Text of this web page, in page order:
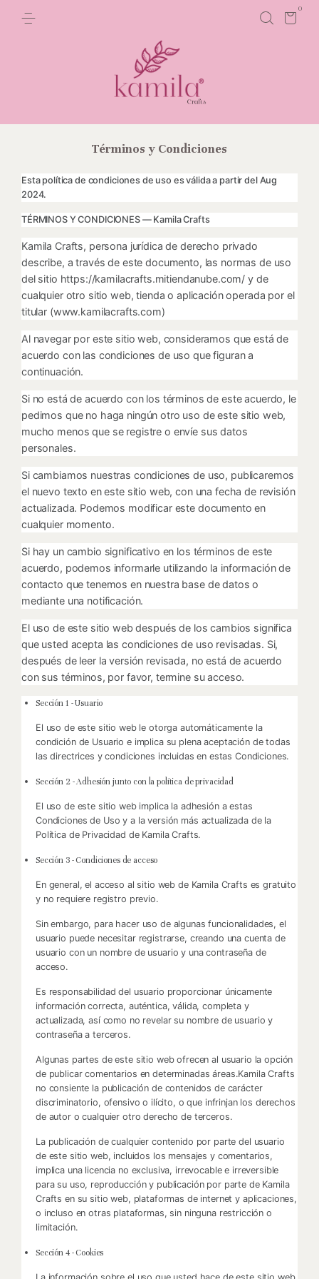
0
Términos y Condiciones
Esta política de condiciones de uso es válida a partir del Aug
2024.
TÉRMINOS Y CONDICIONES — Kamila Crafts
Kamila Crafts, persona jurídica de derecho privado
describe, a través de este documento, las normas de uso
del sitio https://kamilacrafts.mitiendanube.com/ y de
cualquier otro sitio web, tienda o aplicación operada por el
titular (www.kamilacrafts.com)
Al navegar por este sitio web, consideramos que está de
acuerdo con las condiciones de uso que figuran a
continuación.
Si no está de acuerdo con los términos de este acuerdo, le
pedimos que no haga ningún otro uso de este sitio web,
mucho menos que se registre o envíe sus datos
personales.
Si cambiamos nuestras condiciones de uso, publicaremos
el nuevo texto en este sitio web, con una fecha de revisión
actualizada. Podemos modificar este documento en
cualquier momento.
Si hay un cambio significativo en los términos de este
acuerdo, podemos informarle utilizando la información de
contacto que tenemos en nuestra base de datos o
mediante una notificación.
El uso de este sitio web después de los cambios significa
que usted acepta las condiciones de uso revisadas. Si,
después de leer la versión revisada, no está de acuerdo
con sus términos, por favor, termine su acceso.
Sección 1 - Usuario
El uso de este sitio web le otorga automáticamente la
condición de Usuario e implica su plena aceptación de todas
las directrices y condiciones incluidas en estas Condiciones.
Sección 2 - Adhesión junto con la política de privacidad
El uso de este sitio web implica la adhesión a estas
Condiciones de Uso y a la versión más actualizada de la
Política de Privacidad de Kamila Crafts.
Sección 3 - Condiciones de acceso
En general, el acceso al sitio web de Kamila Crafts es gratuito
y no requiere registro previo.
Sin embargo, para hacer uso de algunas funcionalidades, el
usuario puede necesitar registrarse, creando una cuenta de
usuario con un nombre de usuario y una contraseña de
acceso.
Es responsabilidad del usuario proporcionar únicamente
información correcta, auténtica, válida, completa y
actualizada, así como no revelar su nombre de usuario y
contraseña a terceros.
Algunas partes de este sitio web ofrecen al usuario la opción
de publicar comentarios en determinadas áreas.Kamila Crafts
no consiente la publicación de contenidos de carácter
discriminatorio, ofensivo o ilícito, o que infrinjan los derechos
de autor o cualquier otro derecho de terceros.
La publicación de cualquier contenido por parte del usuario
de este sitio web, incluidos los mensajes y comentarios,
implica una licencia no exclusiva, irrevocable e irreversible
para su uso, reproducción y publicación por parte de Kamila
Crafts en su sitio web, plataformas de internet y aplicaciones,
o incluso en otras plataformas, sin ninguna restricción o
limitación.
Sección 4 - Cookies